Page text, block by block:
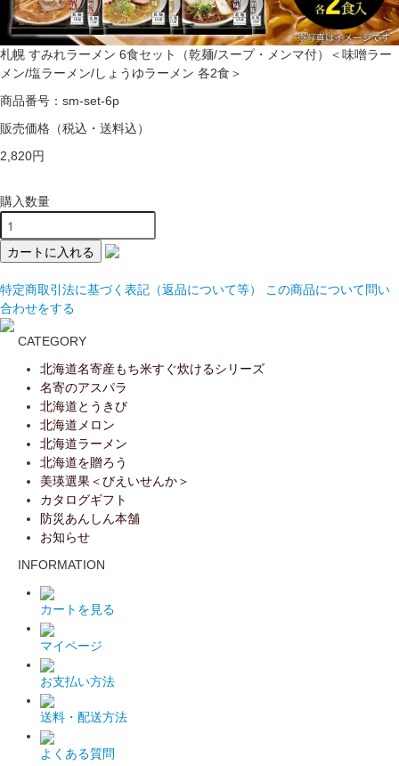
札幌 すみれラーメン 6食セット（乾麺/スープ・メンマ付）＜味噌ラー
メン/塩ラーメン/しょうゆラーメン 各2食＞
商品番号：sm-set-6p
販売価格 （税込・送料込）
2,820円
購入数量
特定商取引法に基づく表記（返品について等）
この商品について問い
合わせをする
CATEGORY
北海道名寄産もち米すぐ炊けるシリーズ
名寄のアスパラ
北海道とうきび
北海道メロン
北海道ラーメン
北海道を贈ろう
美瑛選果＜びえいせんか＞
カタログギフト
防災あんしん本舗
お知らせ
INFORMATION
カートを見る
マイページ
お支払い方法
送料・配送方法
よくある質問